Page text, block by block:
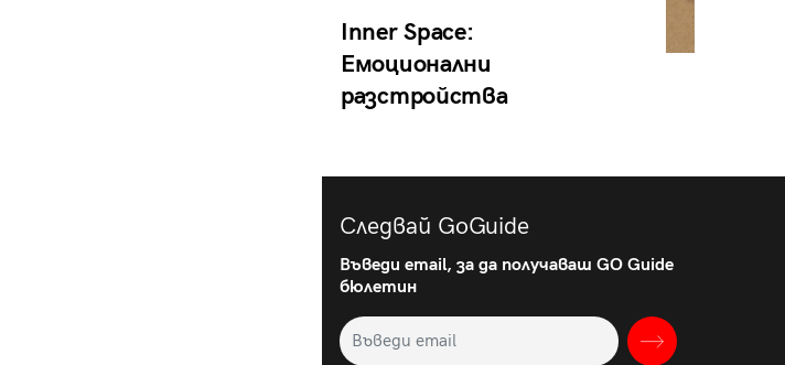
Inner Space:
Емоционални
разстройства
Следвай GoGuide
Въведи email, за да получаваш GO Guide
бюлетин